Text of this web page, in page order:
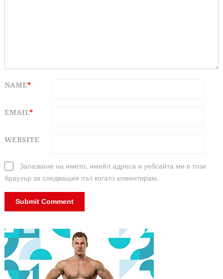
NAME*
EMAIL*
WEBSITE
Запазване на името, имейл адреса и уебсайта ми в този
браузър за следващия път когато коментирам.